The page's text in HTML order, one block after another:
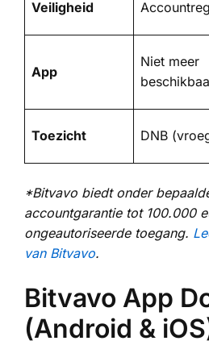
Veiligheid
App
Niet meer
Toezicht DNB
*Bitvavo biedt onder
accountgarantie tot 100.000
ongeautoriseerde toegang.
van Bitvavo.
Bitvavo App
(Android &